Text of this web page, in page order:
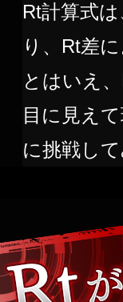
Rt計算式
り、Rt差
とはいえ
目に見え
に挑戦して